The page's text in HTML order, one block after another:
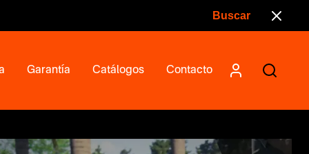
Garantía Catálogos Contacto